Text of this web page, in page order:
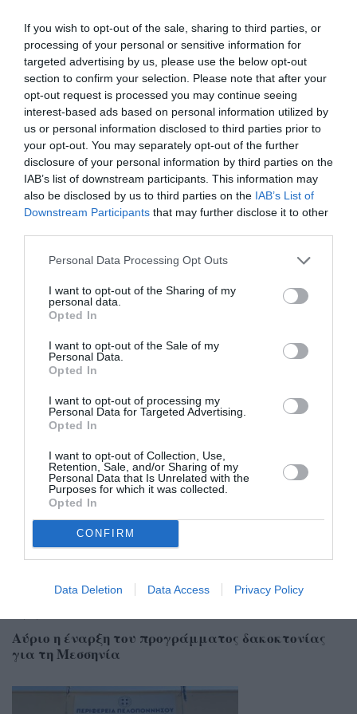
If you wish to opt-out of the sale, sharing to third parties, or
processing of your personal or sensitive information for
targeted advertising by us, please use the below opt-out
section to confirm your selection. Please note that after your
opt-out request is processed you may continue seeing
interest-based ads based on personal information utilized by
us or personal information disclosed to third parties prior to
your opt-out. You may separately opt-out of the further
disclosure of your personal information by third parties on the
IAB’s list of downstream participants. This information may
also be disclosed by us to third parties on the IAB’s List of
Downstream Participants that may further disclose it to other
Personal Data Processing Opt Outs
I want to opt-out of the Sharing of my
personal data.
Opted In
I want to opt-out of the Sale of my
Personal Data.
Opted In
I want to opt-out of processing my
Personal Data for Targeted Advertising.
Opted In
I want to opt-out of Collection, Use,
Retention, Sale, and/or Sharing of my
Personal Data that Is Unrelated with the
Purposes for which it was collected.
Opted In
CONFIRM
Data Deletion Data Access Privacy Policy
Αύριο η έναρξη του προγράμματος δακοκτονίας
για τη Μεσσηνία